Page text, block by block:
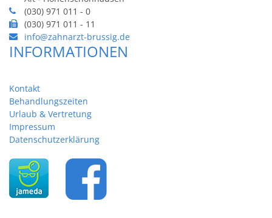
(030) 971 011 - 0
(030) 971 011 - 11
info@zahnarzt-brussig.de
INFORMATIONEN
Kontakt
Behandlungszeiten
Urlaub & Vertretung
Impressum
Datenschutzerklärung